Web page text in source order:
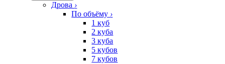
Дрова ›
По объёму ›
1 куб
2 куба
3 куба
5 кубов
7 кубов